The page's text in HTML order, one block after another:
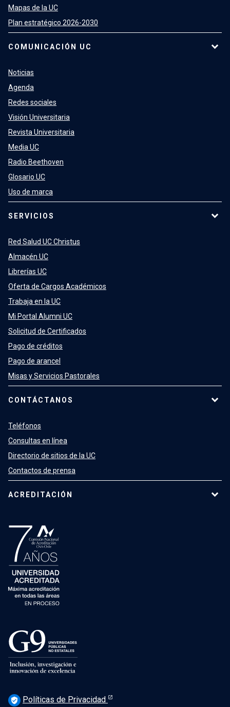
Mapas de la UC
Plan estratégico 2026-2030
COMUNICACIÓN UC
Noticias
Agenda
Redes sociales
Visión Universitaria
Revista Universitaria
Media UC
Radio Beethoven
Glosario UC
Uso de marca
SERVICIOS
Red Salud UC Christus
Almacén UC
Librerías UC
Oferta de Cargos Académicos
Trabaja en la UC
Mi Portal Alumni UC
Solicitud de Certificados
Pago de créditos
Pago de arancel
Misas y Servicios Pastorales
CONTÁCTANOS
Teléfonos
Consultas en línea
Directorio de sitios de la UC
Contactos de prensa
ACREDITACIÓN
verified_user Políticas de Privacidad